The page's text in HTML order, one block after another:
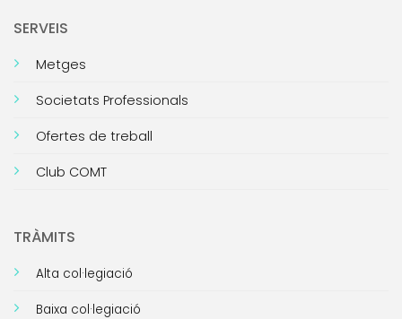
SERVEIS
Metges
Societats Professionals
Ofertes de treball
Club COMT
TRÀMITS
Alta col·legiació
Baixa col·legiació